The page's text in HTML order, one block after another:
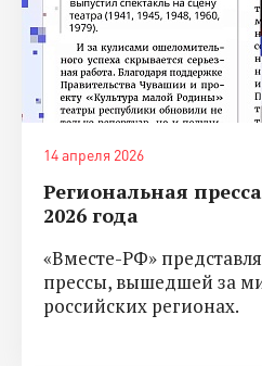
14 апреля 2026
Региональная
2026 года
«Вместе-РФ»
прессы, вышедшей за
российских регионах.